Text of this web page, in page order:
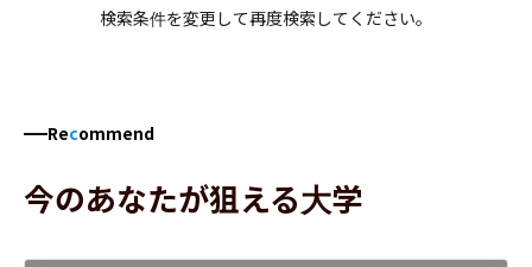
検索条件を変更して再度検索してください。
Recommend
今のあなたが狙える大学